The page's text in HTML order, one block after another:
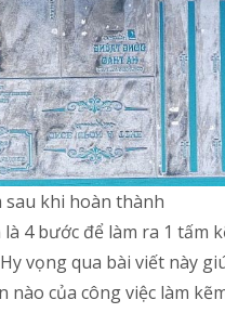
sau khi hoàn thành
4 bước để làm ra 1 tấm
vọng qua bài viết này
nào của công việc làm